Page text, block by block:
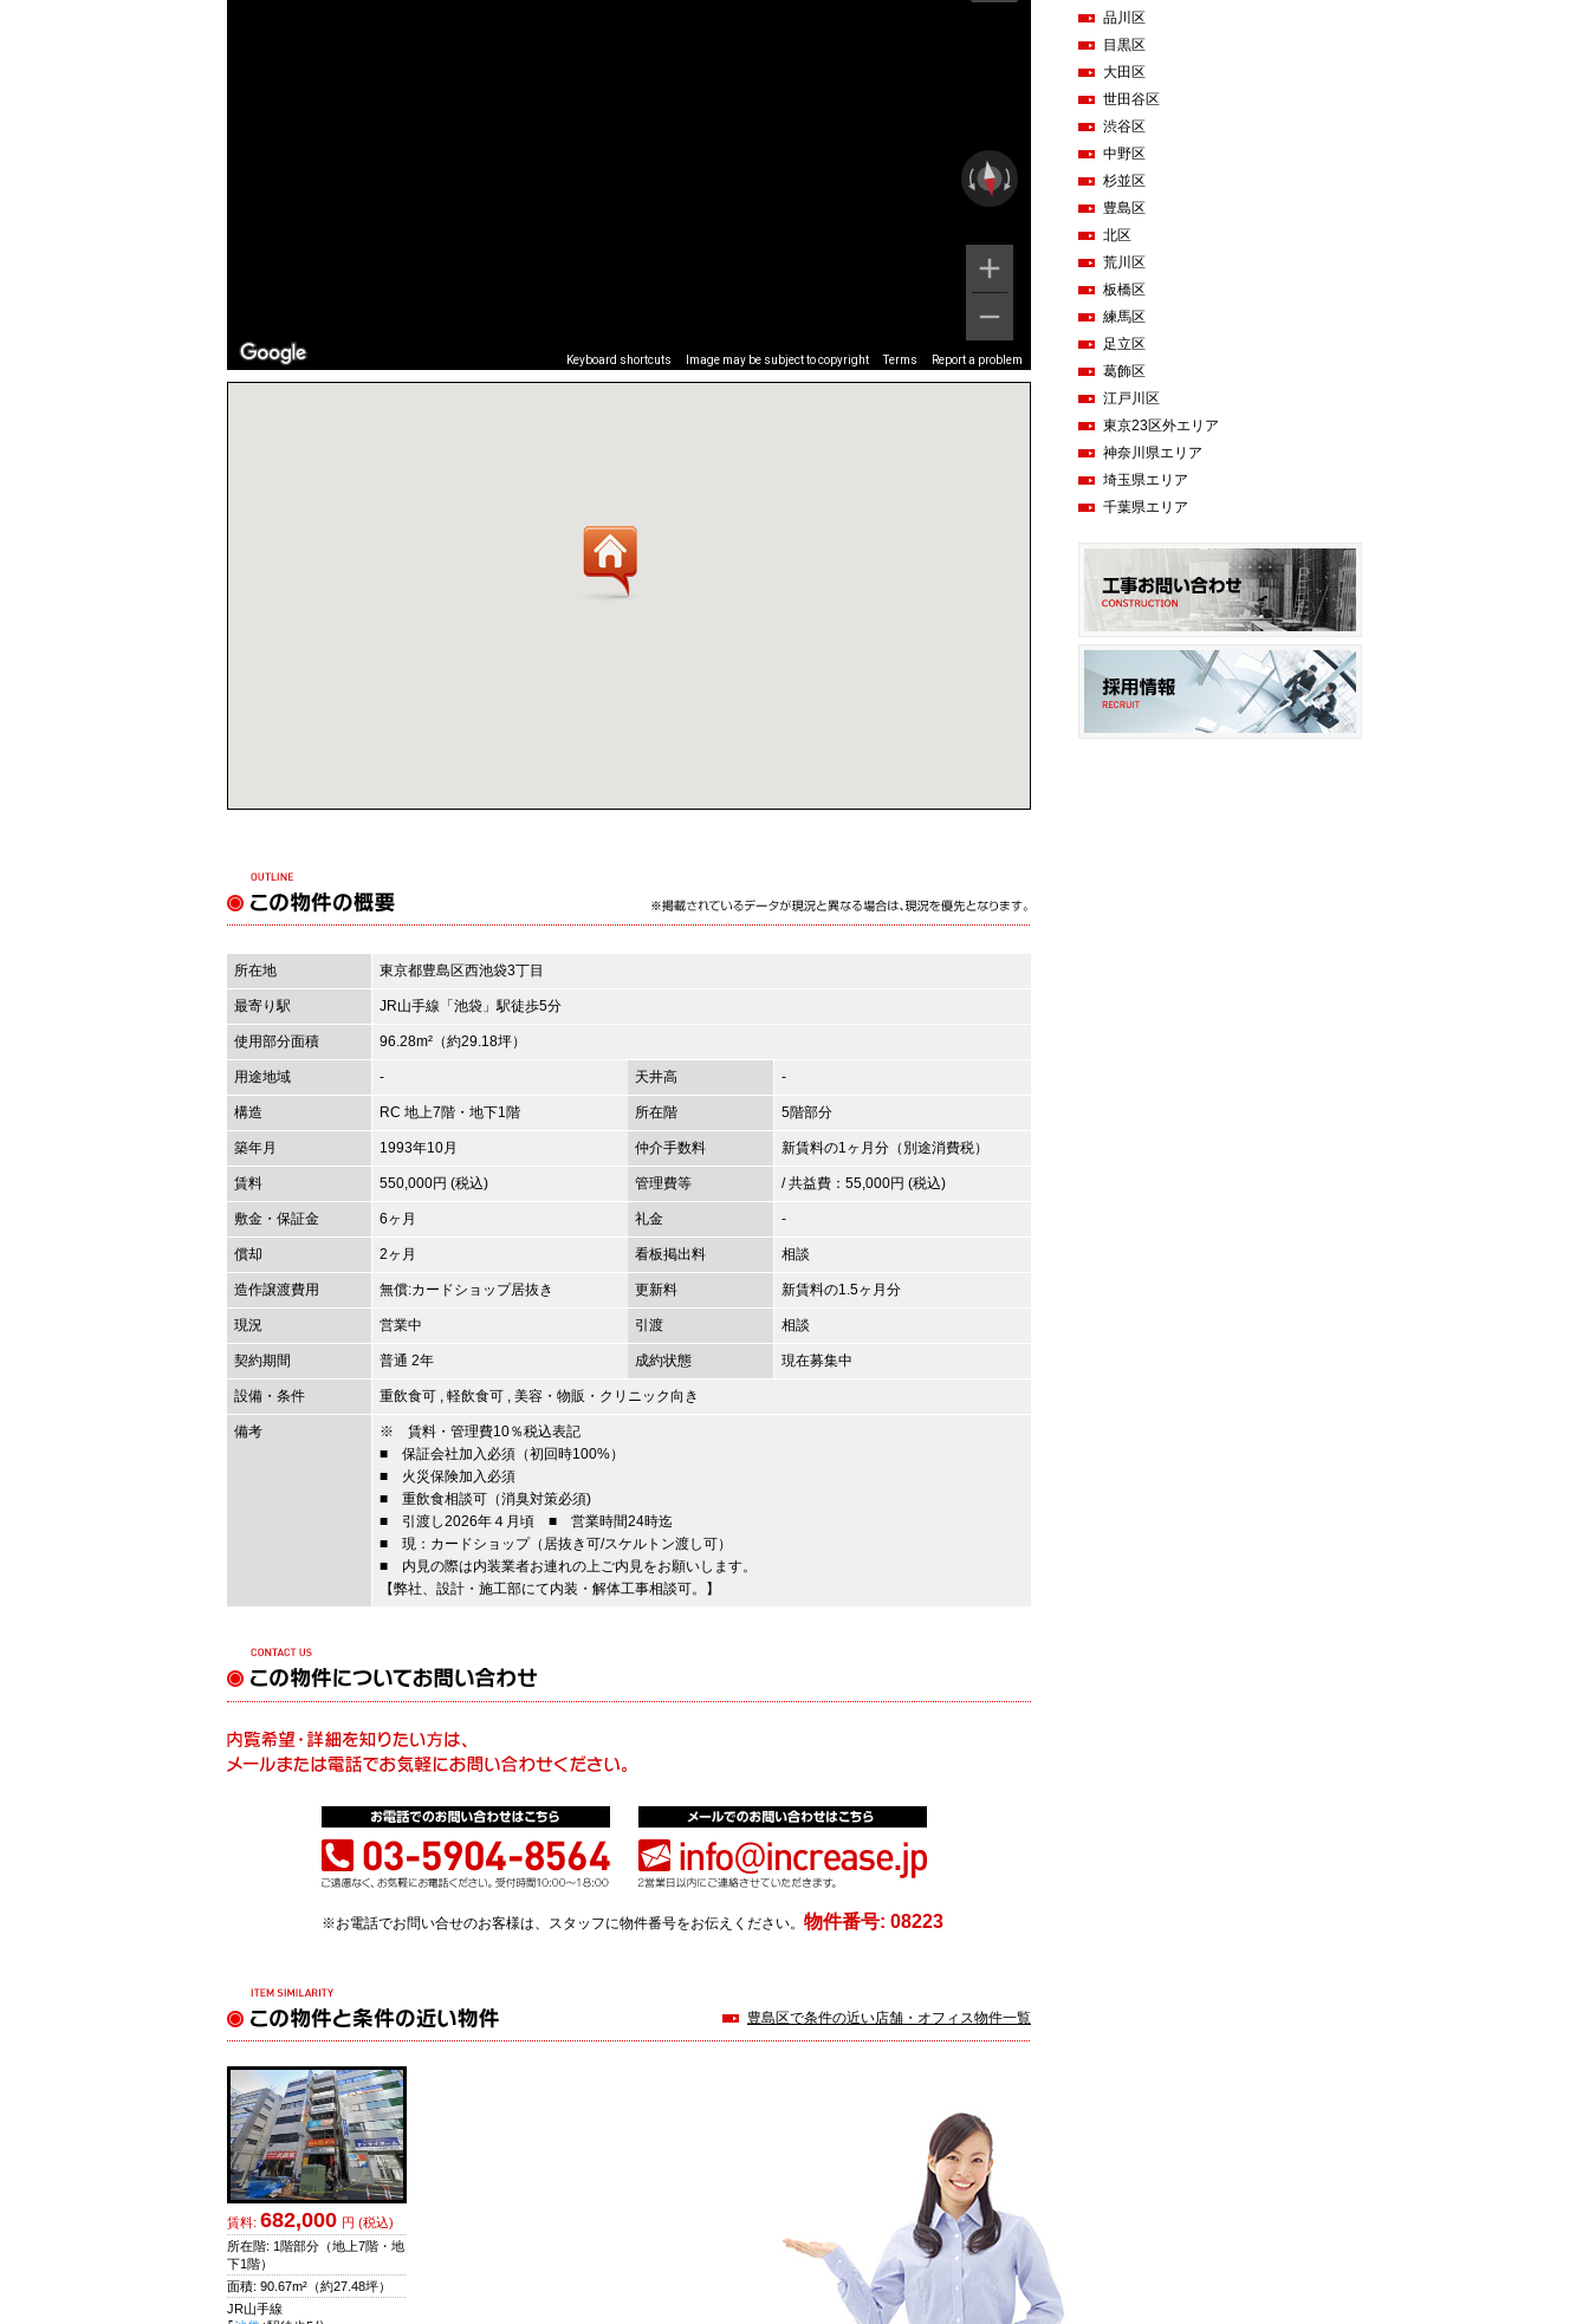
Keyboard shortcuts Image may be subject to copyright Terms Report a problem
所在地 東京都豊島区西池袋3丁目
最寄り駅 JR山手線「池袋」駅徒歩5分
使用部分面積 96.28m² （約29.18坪）
用途地域 - 天井高 -
構造 RC 地上7階・地下1階 所在階 5階部分
築年月 1993年10月 仲介手数料 新賃料の1ヶ月分（別途消費税）
賃料 550,000円 (税込) 管理費等 / 共益費：55,000円 (税込)
敷金・保証金 6ヶ月 礼金 -
償却 2ヶ月 看板掲出料 相談
造作譲渡費用 無償:カードショップ居抜き 更新料 新賃料の1.5ヶ月分
現況 営業中 引渡 相談
契約期間 普通 2年 成約状態 現在募集中
設備・条件 重飲食可 , 軽飲食可 , 美容・物販・クリニック向き
備考
※ 賃料・管理費10％税込表記
■ 保証会社加入必須（初回時100%）
■ 火災保険加入必須
■ 重飲食相談可（消臭対策必須)
■ 引渡し2026年４月頃 ■ 営業時間24時迄
■ 現：カードショップ（居抜き可/スケルトン渡し可）
■ 内見の際は内装業者お連れの上ご内見をお願いします。
【弊社、設計・施工部にて内装・解体工事相談可。】
※お電話でお問い合せのお客様は、スタッフに物件番号をお伝えください。 物件番号: 08223
豊島区で条件の近い店舗・オフィス物件一覧
賃料: 682,000 円 (税込)
所在階: 1階部分 （地上7階・地
下1階）
面積: 90.67m² （約27.48坪）
JR山手線
品川区
目黒区
大田区
世田谷区
渋谷区
中野区
杉並区
豊島区
北区
荒川区
板橋区
練馬区
足立区
葛飾区
江戸川区
東京23区外エリア
神奈川県エリア
埼玉県エリア
千葉県エリア